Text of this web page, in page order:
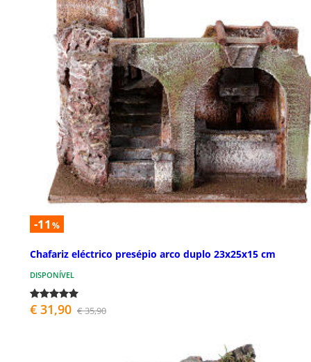
-11 %
Chafariz eléctrico presépio arco duplo 23x25x15 cm
DISPONÍVEL
€ 31,90 € 35,90